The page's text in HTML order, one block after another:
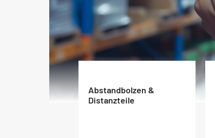
Abstandbolzen &
Distanzteile